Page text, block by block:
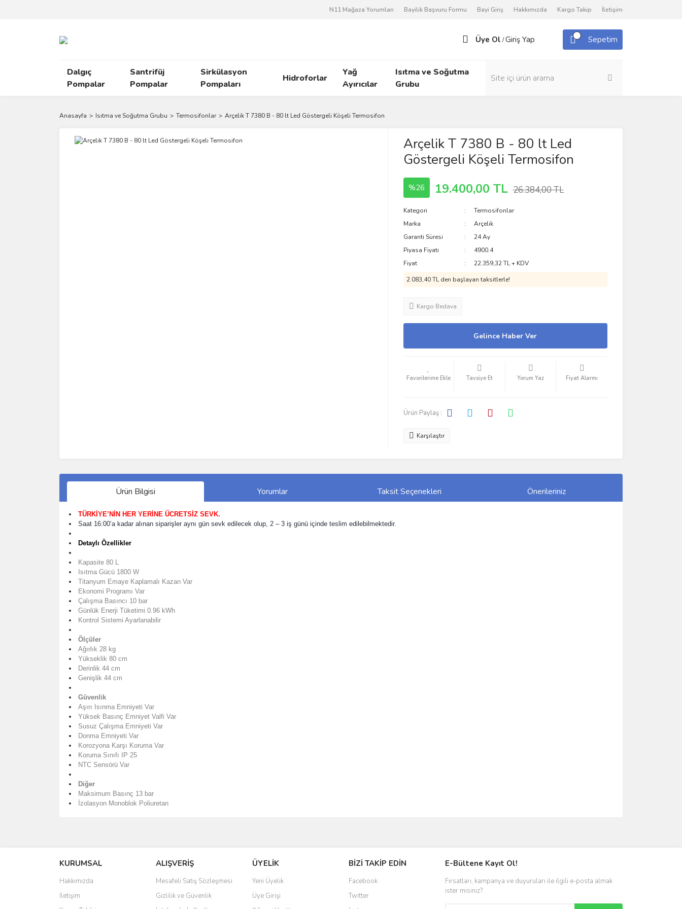
N11 Mağaza Yorumları Bayilik Başvuru Formu Bayi Giriş Hakkımızda Kargo Takip İletişim
Üye Ol /Giriş Yap Sepetim
Dalgıç
Pompalar
Santrifüj
Pompalar
Sirkülasyon
Pompaları
Hidroforlar
Yağ
Ayırıcılar
Isıtma ve Soğutma
Grubu
Anasayfa Isıtma ve Soğutma Grubu Termosifonlar Arçelik T 7380 B - 80 lt Led Göstergeli Köşeli Termosifon
Arçelik T 7380 B - 80 lt Led
Göstergeli Köşeli Termosifon
%26 19.400,00 TL 26.384,00 TL
Kategori
Termosifonlar
Marka
Arçelik
Garanti Süresi
24 Ay
Piyasa Fiyatı
4900.4
Fiyat
22.359,32 TL + KDV
2.083,40 TL den başlayan taksitlerle!
Kargo Bedava
Gelince Haber Ver
Tavsiye Et Yorum Yaz Fiyat Alarmı
Ürün Paylaş :
Karşılaştır
Ürün Bilgisi Yorumlar Taksit Seçenekleri Önerileriniz
TÜRKİYE’NİN HER YERİNE ÜCRETSİZ SEVK.
Saat 16:00’a kadar alınan siparişler aynı gün sevk edilecek olup, 2 – 3 iş günü içinde teslim edilebilmektedir.
Detaylı Özellikler
Kapasite 80 L
Isıtma Gücü 1800 W
Titanyum Emaye Kaplamalı Kazan Var
Ekonomi Programı Var
Çalışma Basıncı 10 bar
Günlük Enerji Tüketimi 0.96 kWh
Kontrol Sistemi Ayarlanabilir
Ölçüler
Ağırlık 28 kg
Yükseklik 80 cm
Derinlik 44 cm
Genişlik 44 cm
Güvenlik
Aşırı Isınma Emniyeti Var
Yüksek Basınç Emniyet Valfi Var
Susuz Çalışma Emniyeti Var
Donma Emniyeti Var
Korozyona Karşı Koruma Var
Koruma Sınıfı IP 25
NTC Sensörü Var
Diğer
Maksimum Basınç 13 bar
İzolasyon Monoblok Poliuretan
Ürün resmi kalitesiz, bozuk veya görüntülenemiyor.
Ürün açıklamasında eksik bilgiler bulunuyor.
Ürün bilgilerinde hatalar bulunuyor.
Ürün fiyatı diğer sitelerden daha pahalı.
KURUMSAL
Hakkımızda
İletişim
ALIŞVERİŞ
Mesafeli Satış Sözleşmesi
Gizlilik ve Güvenlik
ÜYELİK
Yeni Üyelik
Üye Girişi
BİZİ TAKİP EDİN
Facebook
Twitter
E-Bültene Kayıt Ol!
Fırsatları, kampanya ve duyuruları ile ilgili e-posta almak
ister misiniz?